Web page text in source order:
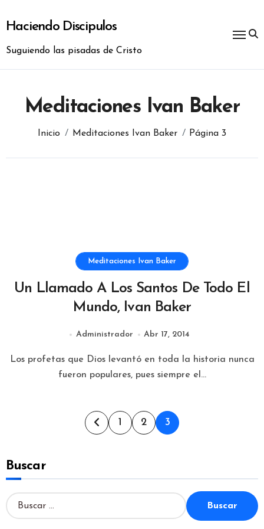
contenido
Haciendo Discipulos
Suguiendo las pisadas de Cristo
Meditaciones Ivan Baker
Inicio Meditaciones Ivan Baker Página 3
Meditaciones Ivan Baker
Un Llamado A Los Santos De Todo El
Mundo, Ivan Baker
Administrador Abr 17, 2014
Los profetas que Dios levantó en toda la historia nunca
fueron populares, pues siempre el...
Paginación
entradas
1 2 3
Buscar
B
u